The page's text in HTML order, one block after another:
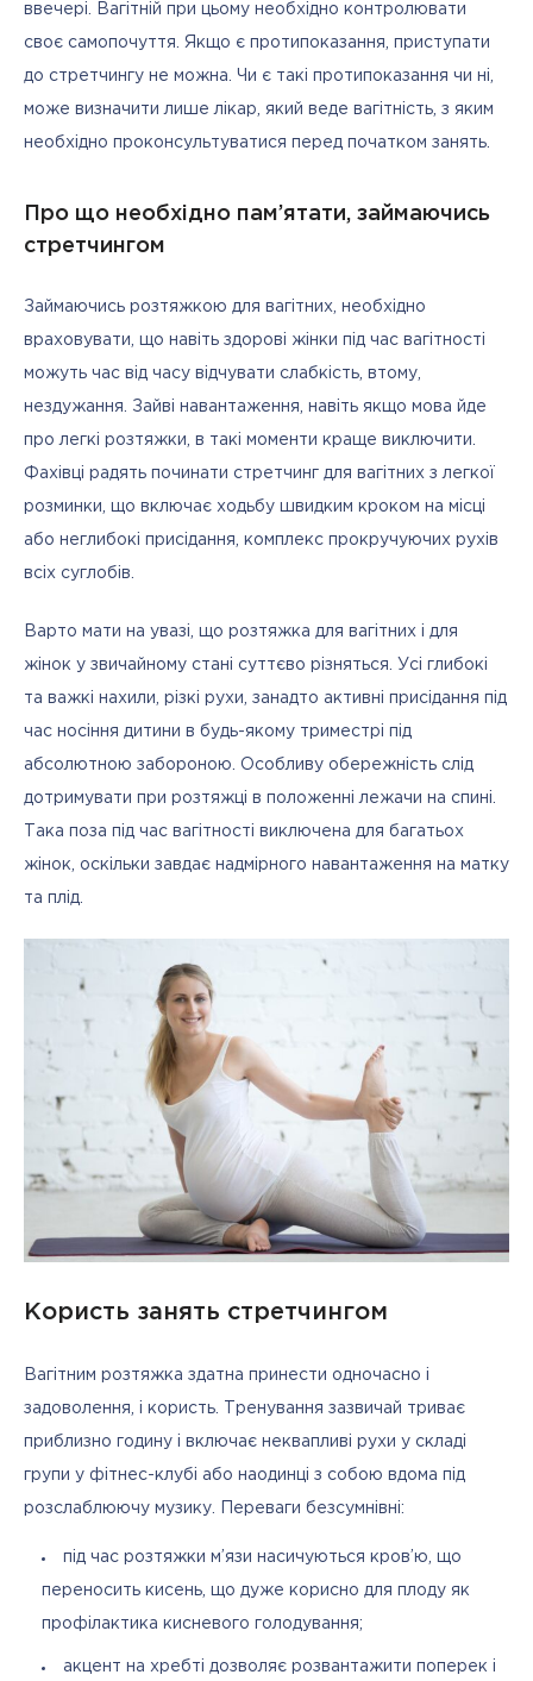
ввечері. Вагітній при цьому необхідно контролювати
своє самопочуття. Якщо є протипоказання, приступати
до стретчингу не можна. Чи є такі протипоказання чи ні,
може визначити лише лікар, який веде вагітність, з яким
необхідно проконсультуватися перед початком занять.
Про що необхідно пам’ятати, займаючись
стретчингом
Займаючись розтяжкою для вагітних, необхідно
враховувати, що навіть здорові жінки під час вагітності
можуть час від часу відчувати слабкість, втому,
нездужання. Зайві навантаження, навіть якщо мова йде
про легкі розтяжки, в такі моменти краще виключити.
Фахівці радять починати стретчинг для вагітних з легкої
розминки, що включає ходьбу швидким кроком на місці
або неглибокі присідання, комплекс прокручуючих рухів
всіх суглобів.
Варто мати на увазі, що розтяжка для вагітних і для
жінок у звичайному стані суттєво різняться. Усі глибокі
та важкі нахили, різкі рухи, занадто активні присідання під
час носіння дитини в будь-якому триместрі під
абсолютною забороною. Особливу обережність слід
дотримувати при розтяжці в положенні лежачи на спині.
Така поза під час вагітності виключена для багатьох
жінок, оскільки завдає надмірного навантаження на матку
та плід.
Користь занять стретчингом
Вагітним розтяжка здатна принести одночасно і
задоволення, і користь. Тренування зазвичай триває
приблизно годину і включає неквапливі рухи у складі
групи у фітнес-клубі або наодинці з собою вдома під
розслаблюючу музику. Переваги безсумнівні:
під час розтяжки м’язи насичуються кров’ю, що
переносить кисень, що дуже корисно для плоду як
профілактика кисневого голодування;
акцент на хребті дозволяє розвантажити поперек і